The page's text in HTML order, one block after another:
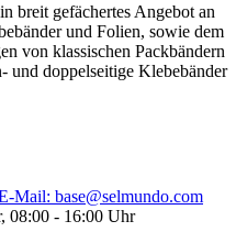
breit gefächertes Angebot an
und Folien, sowie dem
von klassischen Packbändern
und doppelseitige Klebebänder
Mail: base@selmundo.com
08:00 - 16:00 Uhr